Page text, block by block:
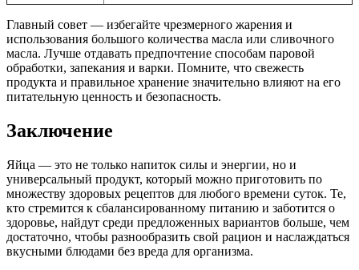
Главный совет — избегайте чрезмерного жарения и
использования большого количества масла или сливочного
масла. Лучше отдавать предпочтение способам паровой
обработки, запекания и варки. Помните, что свежесть
продукта и правильное хранение значительно влияют на его
питательную ценность и безопасность.
Заключение
Яйца — это не только напиток силы и энергии, но и
универсальный продукт, который можно приготовить по
множеству здоровых рецептов для любого времени суток. Те,
кто стремится к сбалансированному питанию и заботится о
здоровье, найдут среди предложенных вариантов больше, чем
достаточно, чтобы разнообразить свой рацион и наслаждаться
вкусными блюдами без вреда для организма.